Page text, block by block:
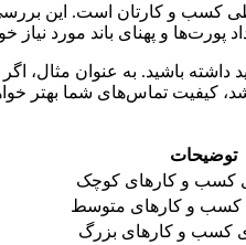
کسب و کارتان است. این
و پهنای باند مورد نیاز
کیفیت تماس‌های شما بهتر
توضیحات
کسب و کارهای کوچک
کسب و کارهای متوسط
کسب و کارهای بزرگ